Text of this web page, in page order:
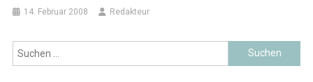
14. Februar 2008 Redakteur
Suchen
nach: